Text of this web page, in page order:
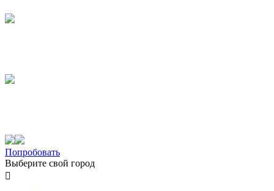
Попробовать
Выберите свой город
